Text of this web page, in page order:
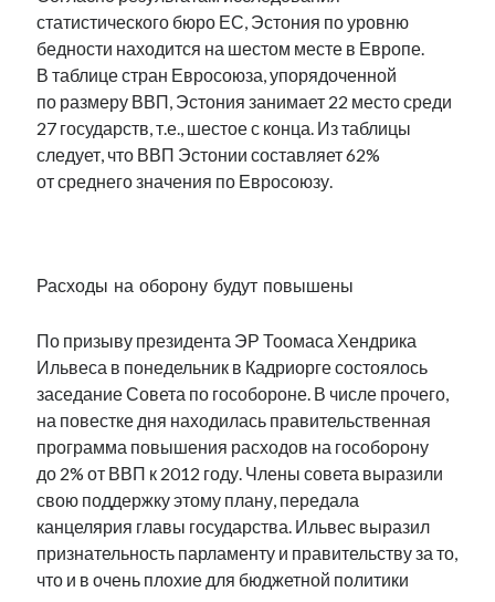
статистического бюро ЕС, Эстония по уровню
бедности находится на шестом месте в Европе.
В таблице стран Евросоюза, упорядоченной
по размеру ВВП, Эстония занимает 22 место среди
27 государств, т.е., шестое с конца. Из таблицы
следует, что ВВП Эстонии составляет 62%
от среднего значения по Евросоюзу.
Расходы на оборону будут повышены
По призыву президента ЭР Тоомаса Хендрика
Ильвеса в понедельник в Кадриорге состоялось
заседание Совета по гособороне. В числе прочего,
на повестке дня находилась правительственная
программа повышения расходов на гособорону
до 2% от ВВП к 2012 году. Члены совета выразили
свою поддержку этому плану, передала
канцелярия главы государства. Ильвес выразил
признательность парламенту и правительству за то,
что и в очень плохие для бюджетной политики